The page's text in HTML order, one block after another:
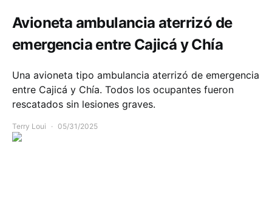
Avioneta ambulancia aterrizó de
emergencia entre Cajicá y Chía
Una avioneta tipo ambulancia aterrizó de emergencia
entre Cajicá y Chía. Todos los ocupantes fueron
rescatados sin lesiones graves.
Terry Loui 05/31/2025